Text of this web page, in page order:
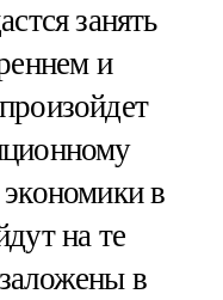
занять
и
в
на те
в